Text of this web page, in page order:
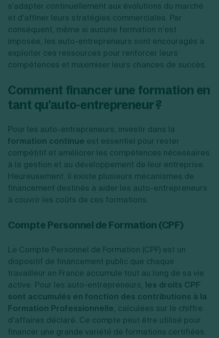
s'adapter continuellement aux évolutions du marché
et d'affiner leurs stratégies commerciales. Par
conséquent, même si aucune formation n’est
imposée, les auto-entrepreneurs sont encouragés à
exploiter ces ressources pour renforcer leurs
compétences et maximiser leurs chances de succès.
Comment financer une formation en
tant qu'auto-entrepreneur ?
Pour les auto-entrepreneurs, investir dans la
formation continue est essentiel pour rester
compétitif et améliorer les compétences nécessaires
à la gestion et au développement de leur entreprise.
Heureusement, il existe plusieurs mécanismes de
financement destinés à aider les auto-entrepreneurs
à couvrir les coûts de ces formations.
Compte Personnel de Formation (CPF)
Le Compte Personnel de Formation (CPF) est un
dispositif de financement public que chaque
travailleur en France accumule tout au long de sa vie
active. Pour les auto-entrepreneurs, les droits CPF
sont accumulés en fonction des contributions à la
Formation Professionnelle, calculées sur le chiffre
d’affaires déclaré. Ce compte peut être utilisé pour
financer une grande variété de formations certifiées.